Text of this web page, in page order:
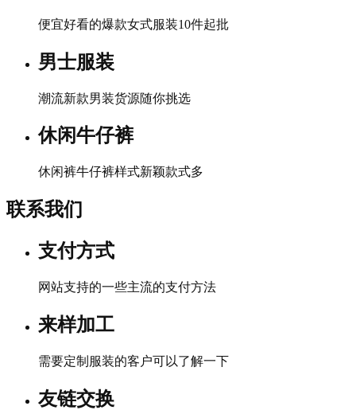
便宜好看的爆款女式服装10件起批
男士服装
潮流新款男装货源随你挑选
休闲牛仔裤
休闲裤牛仔裤样式新颖款式多
联系我们
支付方式
网站支持的一些主流的支付方法
来样加工
需要定制服装的客户可以了解一下
友链交换